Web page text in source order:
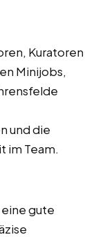
Kuratoren
Minijobs,
und die
im Team.
gute